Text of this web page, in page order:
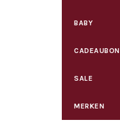
BABY
CADEAUBON
SALE
MERKEN